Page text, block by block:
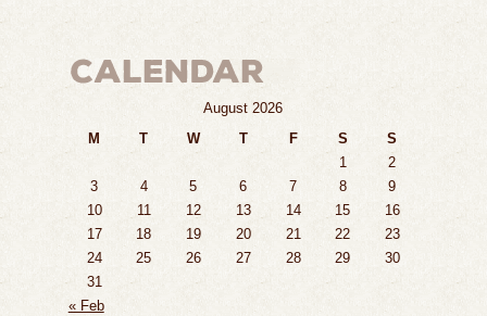
August 2026
M
T W T F S
S
1
2
3
4 5 6 7 8
9
10
11 12 13 14 15
16
17
18 19 20 21 22
23
24
25 26 27 28 29
30
31
« Feb